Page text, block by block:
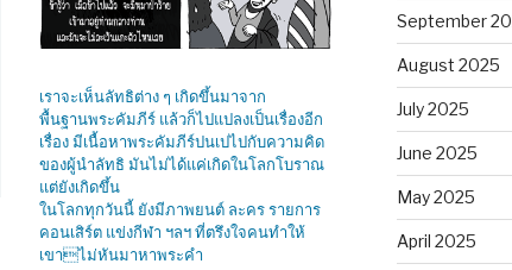
เราจะเห็นลัทธิต่าง ๆ เกิดขึ้นมาจาก
พื้นฐานพระคัมภีร์ แล้วก็ไปแปลงเป็นเรื่องอีก
เรื่อง มีเนื้อหาพระคัมภีร์ปนเปไปกับความคิด
ของผู้นำลัทธิ มันไม่ได้แค่เกิดในโลกโบราณ
แต่ยังเกิดขึ้น
ในโลกทุกวันนี้ ยังมีภาพยนต์ ละคร รายการ
คอนเสิร์ต แข่งกีฬา ฯลฯ ที่ตรึงใจคนทำให้
เขาไม่หันมาหาพระคำ
September
August 2025
July 2025
June 2025
May 2025
April 2025